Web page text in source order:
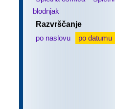
blodnjak
Razvrščanje
po naslovu
po datumu